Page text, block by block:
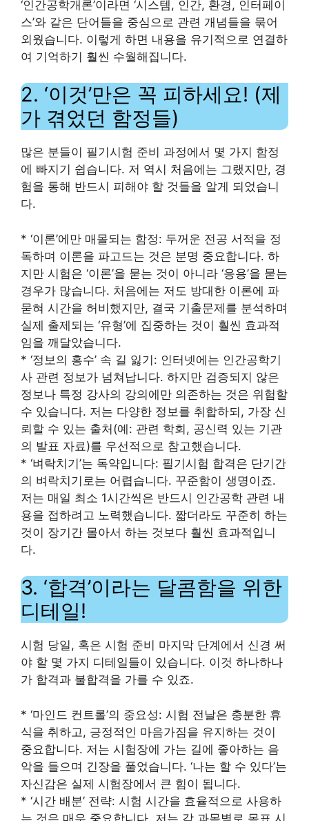
‘인간공학개론’이라면 ‘시스템, 인간, 환경, 인터페이
스’와 같은 단어들을 중심으로 관련 개념들을 묶어
외웠습니다. 이렇게 하면 내용을 유기적으로 연결하
여 기억하기 훨씬 수월해집니다.
2. ‘이것’만은 꼭 피하세요! (제
가 겪었던 함정들)
많은 분들이 필기시험 준비 과정에서 몇 가지 함정
에 빠지기 쉽습니다. 저 역시 처음에는 그랬지만, 경
험을 통해 반드시 피해야 할 것들을 알게 되었습니
다.
* ‘이론’에만 매몰되는 함정: 두꺼운 전공 서적을 정
독하며 이론을 파고드는 것은 분명 중요합니다. 하
지만 시험은 ‘이론’을 묻는 것이 아니라 ‘응용’을 묻는
경우가 많습니다. 처음에는 저도 방대한 이론에 파
묻혀 시간을 허비했지만, 결국 기출문제를 분석하며
실제 출제되는 ‘유형’에 집중하는 것이 훨씬 효과적
임을 깨달았습니다.
* ‘정보의 홍수’ 속 길 잃기: 인터넷에는 인간공학기
사 관련 정보가 넘쳐납니다. 하지만 검증되지 않은
정보나 특정 강사의 강의에만 의존하는 것은 위험할
수 있습니다. 저는 다양한 정보를 취합하되, 가장 신
뢰할 수 있는 출처(예: 관련 학회, 공신력 있는 기관
의 발표 자료)를 우선적으로 참고했습니다.
* ‘벼락치기’는 독약입니다: 필기시험 합격은 단기간
의 벼락치기로는 어렵습니다. 꾸준함이 생명이죠.
저는 매일 최소 1시간씩은 반드시 인간공학 관련 내
용을 접하려고 노력했습니다. 짧더라도 꾸준히 하는
것이 장기간 몰아서 하는 것보다 훨씬 효과적입니
다.
3. ‘합격’이라는 달콤함을 위한
디테일!
시험 당일, 혹은 시험 준비 마지막 단계에서 신경 써
야 할 몇 가지 디테일들이 있습니다. 이것 하나하나
가 합격과 불합격을 가를 수 있죠.
* ‘마인드 컨트롤’의 중요성: 시험 전날은 충분한 휴
식을 취하고, 긍정적인 마음가짐을 유지하는 것이
중요합니다. 저는 시험장에 가는 길에 좋아하는 음
악을 들으며 긴장을 풀었습니다. ‘나는 할 수 있다’는
자신감은 실제 시험장에서 큰 힘이 됩니다.
* ‘시간 배분’ 전략: 시험 시간을 효율적으로 사용하
는 것은 매우 중요합니다. 저는 각 과목별로 목표 시